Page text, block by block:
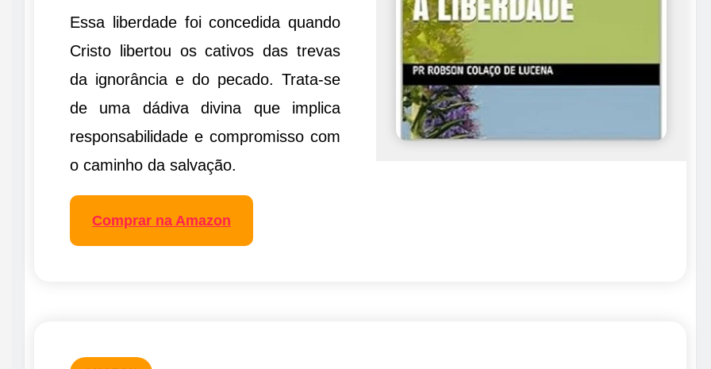
Essa liberdade foi concedida quando
Cristo libertou os cativos das trevas
da ignorância e do pecado. Trata-se
de uma dádiva divina que implica
responsabilidade e compromisso com
o caminho da salvação.
Comprar na Amazon